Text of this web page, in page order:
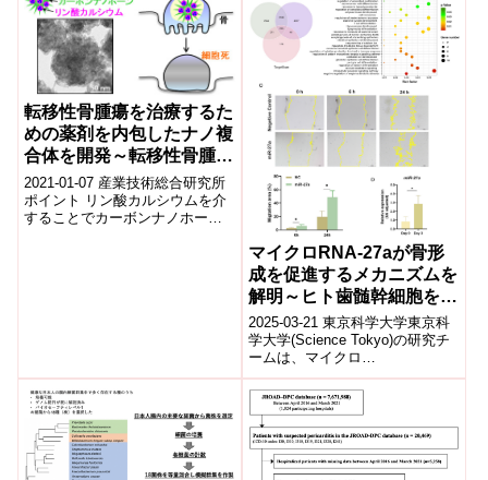
を...
転移性骨腫瘍を治療するた
めの薬剤を内包したナノ複
合体を開発～転移性骨腫瘍
による骨破壊の抑制に期待
～
2021-01-07 産業技術総合研究所
ポイント リン酸カルシウムを介
することでカーボンナノホーン
マイクロRNA-27aが骨形
成を促進するメカニズムを
解明～ヒト歯髄幹細胞を用
いた新たな硬組織再生の可
能性～
2025-03-21 東京科学大学​東京科
学大学(Science Tokyo)の研究チ
ームは、マイクロ
RNA(miRNA)-27aがヒト歯髄幹細
胞の硬組織形成細...